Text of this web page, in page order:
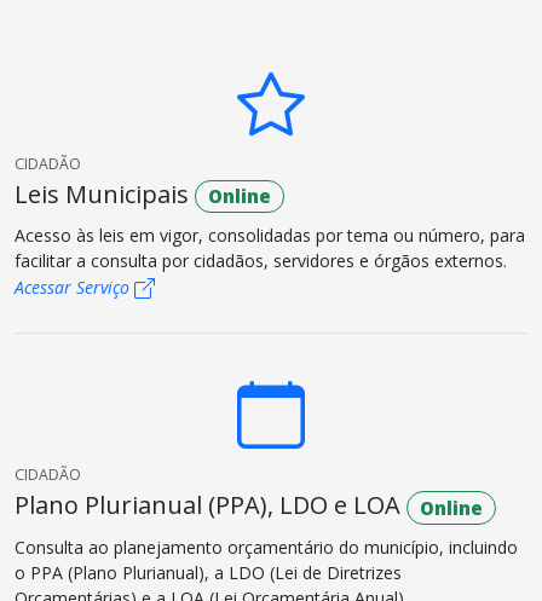
CIDADÃO
Leis Municipais Online
Acesso às leis em vigor, consolidadas por tema ou número, para
facilitar a consulta por cidadãos, servidores e órgãos externos.
Acessar Serviço
CIDADÃO
Plano Plurianual (PPA), LDO e LOA Online
Consulta ao planejamento orçamentário do município, incluindo
o PPA (Plano Plurianual), a LDO (Lei de Diretrizes